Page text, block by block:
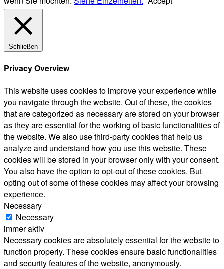
Schließen
Privacy Overview
This website uses cookies to improve your experience while
you navigate through the website. Out of these, the cookies
that are categorized as necessary are stored on your browser
as they are essential for the working of basic functionalities of
the website. We also use third-party cookies that help us
analyze and understand how you use this website. These
cookies will be stored in your browser only with your consent.
You also have the option to opt-out of these cookies. But
opting out of some of these cookies may affect your browsing
experience.
Necessary
Necessary
immer aktiv
Necessary cookies are absolutely essential for the website to
function properly. These cookies ensure basic functionalities
and security features of the website, anonymously.